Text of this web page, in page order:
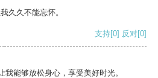
久久不能忘怀。
支持[0] 反对[0]
能够放松身心，享受美好时光。